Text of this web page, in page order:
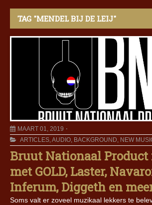
TAG "MENDEL BIJ DE LEIJ"
MAART 01, 2019
ARTICLES,AUDIO, BACKGROUND, NEW
Bruut Nationaal
met GOLD, Laster,
Inferum, Diggeth en
Soms valt er zoveel muzikaal lekkers te